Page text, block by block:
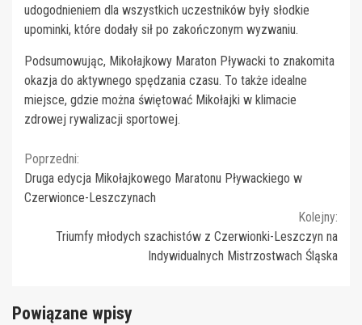
udogodnieniem dla wszystkich uczestników były słodkie
upominki, które dodały sił po zakończonym wyzwaniu.
Podsumowując, Mikołajkowy Maraton Pływacki to znakomita
okazja do aktywnego spędzania czasu. To także idealne
miejsce, gdzie można świętować Mikołajki w klimacie
zdrowej rywalizacji sportowej.
Continue
Reading
Poprzedni:
Druga edycja Mikołajkowego Maratonu Pływackiego w
Czerwionce-Leszczynach
Kolejny:
Triumfy młodych szachistów z Czerwionki-Leszczyn na
Indywidualnych Mistrzostwach Śląska
Powiązane wpisy